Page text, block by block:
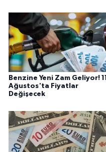
Benzine Yeni Zam Geliyor! 11
Ağustos'ta Fiyatlar
Değişecek